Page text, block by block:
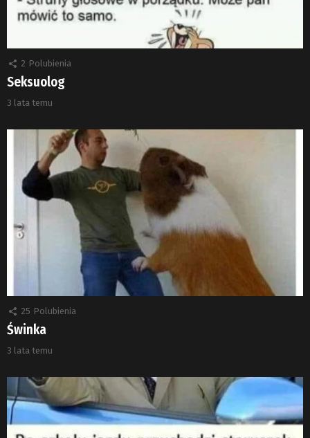
2 Polubienia
Seksuolog
3 lata temu
25 Polubienia
Świnka
3 lata temu